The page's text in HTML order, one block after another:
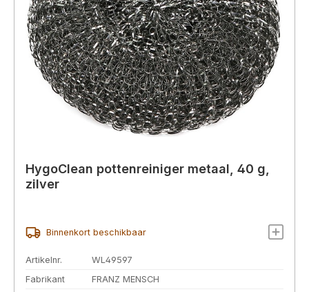
HygoClean pottenreiniger metaal, 40 g,
zilver
Binnenkort beschikbaar
Artikelnr.
WL49597
Fabrikant
FRANZ MENSCH